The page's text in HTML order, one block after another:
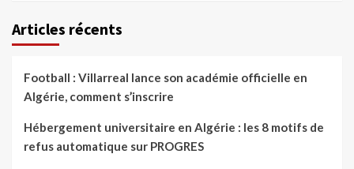
Articles récents
Football : Villarreal lance son académie officielle en
Algérie, comment s’inscrire
Hébergement universitaire en Algérie : les 8 motifs de
refus automatique sur PROGRES